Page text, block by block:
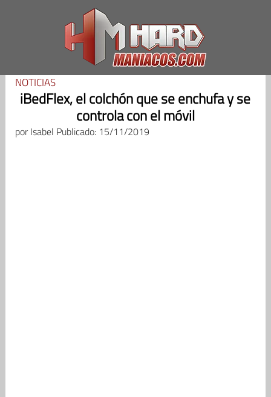
NOTICIAS
iBedFlex, el colchón que se enchufa y se
controla con el móvil
porIsabel Publicado: 15/11/2019